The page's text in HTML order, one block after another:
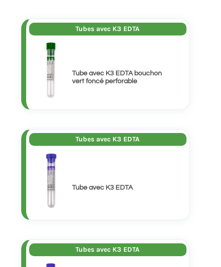
Tubes avec K3 EDTA
Tube avec K3 EDTA bouchon
vert foncé perforable
Tubes avec K3 EDTA
Tube avec K3 EDTA
Tubes avec K3 EDTA